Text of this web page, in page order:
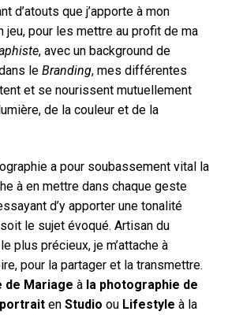
d’atouts que j’apporte à mon
jeu, pour les mettre au profit de ma
, avec un background de
le Branding, mes différentes
et se nourissent mutuellement
de la couleur et de la
a pour soubassement vital la
à en mettre dans chaque geste
d’y apporter une tonalité
le sujet évoqué. Artisan du
plus précieux, je m’attache à
pour la partager et la transmettre.
de Mariage à la photographie de
portrait en Studio ou Lifestyle à la